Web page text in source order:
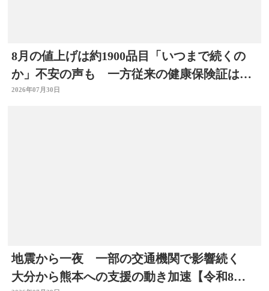
8月の値上げは約1900品目「いつまで続くの
か」不安の声も 一方従来の健康保険証は使
用不可に
2026年07月30日
地震から一夜 一部の交通機関で影響続く
大分から熊本への支援の動き加速【令和8年